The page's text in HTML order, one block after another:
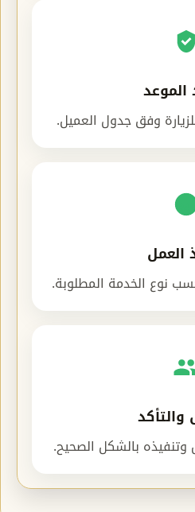
الموعد
وفق جدول العميل.
العمل
نوع الخدمة المطلوبة.
وتنفيذه بالشكل الصحيح.